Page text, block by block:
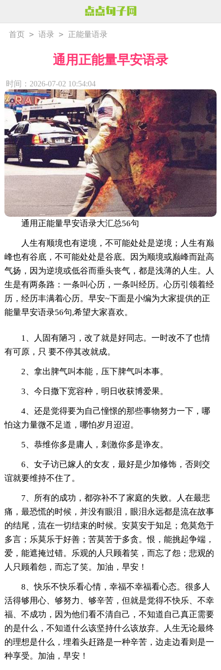
首页 > 语录 > 正能量语录
通用正能量早安语录
时间：2026-07-02 10:54:04
通用正能量早安语录大汇总56句
人生有顺境也有逆境，不可能处处是逆境；人生有巅
峰也有谷底，不可能处处是谷底。因为顺境或巅峰而趾高
气扬，因为逆境或低谷而垂头丧气，都是浅薄的人生。人
生是有两条路：一条叫心历，一条叫经历。心历引领着经
历，经历丰满着心历。早安~下面是小编为大家提供的正
能量早安语录56句,希望大家喜欢。
1、人固有陋习，改了就是好同志。一时改不了也情
有可原，只 要不停其改就成。
2、拿出脾气叫本能，压下脾气叫本事。
3、今日撒下宽容种，明日收获博爱果。
4、还是觉得要为自己憧憬的那些事物努力一下，哪
怕这力量微不足道，哪怕岁月迢迢。
5、恭维你多是庸人，刺激你多是诤友。
6、女子访已嫁人的女友，最好是少加修饰，否则交
谊就要维持不住了。
7、所有的成功，都弥补不了家庭的失败。人在最悲
痛，最恐慌的时候，并没有眼泪，眼泪永远都是流在故事
的结尾，流在一切结束的时候。安莫安于知足；危莫危于
多言；乐莫乐于好善；苦莫苦于多贪。恨，能挑起争端，
爱，能遮掩过错。乐观的人只顾着笑，而忘了怨；悲观的
人只顾着怨，而忘了笑。加油，早安！
8、快乐不快乐看心情，幸福不幸福看心态。很多人
活得够用心、够努力、够辛苦，但就是觉得不快乐、不幸
福、不成功，因为他们看不清自己，不知道自己真正需要
的是什么，不知道什么该坚持什么该放弃。人生无论最终
的理想是什么，埋着头赶路是一种辛苦，边走边看则是一
种享受。加油，早安！